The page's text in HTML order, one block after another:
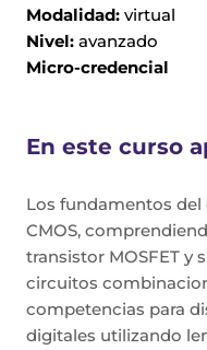
Modalidad: virtual
Nivel: avanzado
Micro-credencial
En este curso
Los fundamentos
CMOS,
transistor MOSFET y
circuitos
competencias para
digitales utilizando